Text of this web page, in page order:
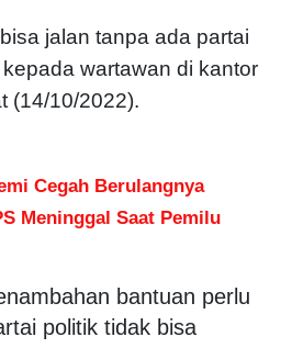
jalan tanpa ada partai
wartawan di kantor
(14/10/2022).
Cegah Berulangnya
Meninggal Saat Pemilu
bantuan perlu
politik tidak bisa